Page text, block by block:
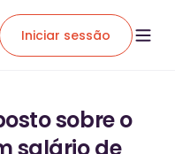
Iniciar sessão
sobre o